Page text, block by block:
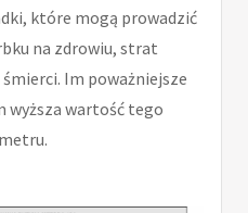
które mogą prowadzić
na zdrowiu, strat
Im poważniejsze
wyższa wartość tego